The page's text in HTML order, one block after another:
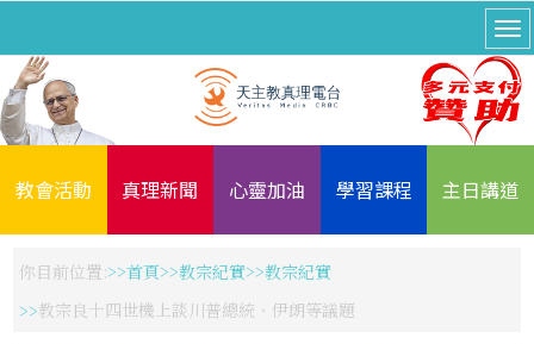
教會活動 真理新聞 心靈加油 學習課程 主日講道
你目前位置: 首頁 教宗紀實
教宗紀實
教宗良十四世機上談川普總統、伊朗等議題